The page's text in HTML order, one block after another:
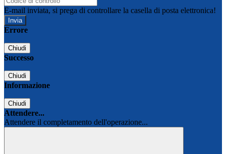
E-mail inviata, si prega di controllare la casella di posta elettronica!
Errore
Chiudi
Successo
Chiudi
Informazione
Chiudi
Attendere...
Attendere il completamento dell'operazione...